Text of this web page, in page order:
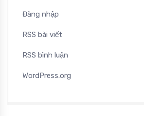
Đăng nhập
RSS bài viết
RSS bình luận
WordPress.org